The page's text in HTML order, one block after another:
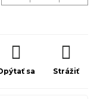
sa Strážiť